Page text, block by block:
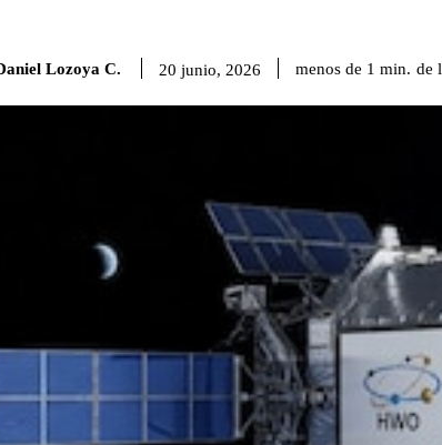
Lozoya C. 20 junio, 2026 menos de 1 min. de